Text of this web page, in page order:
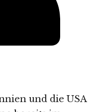
und die USA